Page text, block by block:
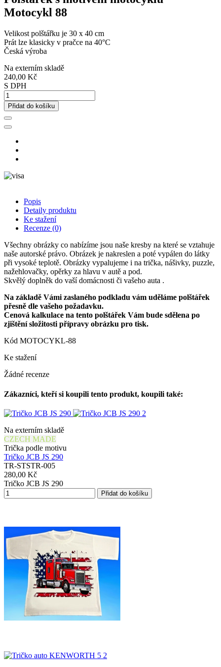
Motocykl 88
Velikost polštářku je 30 x 40 cm
Prát lze klasicky v pračce na 40°C
Česká výroba
Na externím skladě
240,00 Kč
S DPH
Přidat do košíku
Popis
Detaily produktu
Ke stažení
Recenze (0)
Všechny obrázky co nabízíme jsou naše kresby na které se vztahuje
naše autorské právo. Obrázek je nakreslen a poté vypálen do látky
při vysoké teplotě. Obrázky vypalujeme i na trička, nášivky, puzzle,
nažehlovačky, opěrky za hlavu v autě a pod.
Skvělý doplněk do vaší domácnosti či vašeho auta .
Na základě Vámi zaslaného podkladu vám uděláme polštářek
přesně dle vašeho požadavku.
Cenová kalkulace na tento polštářek Vám bude sdělena po
zjištění složitosti přípravy obrázku pro tisk.
Kód MOTOCYKL-88
Ke stažení
Žádné recenze
Zákazníci, kteří si koupili tento produkt, koupili také:
Na externím skladě
CZECH MADE
Trička podle motivu
Tričko JCB JS 290
TR-STSTR-005
280,00 Kč
Tričko JCB JS 290
Přidat do košíku